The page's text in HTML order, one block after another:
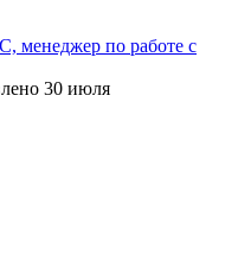
менеджер по работе с
30 июля